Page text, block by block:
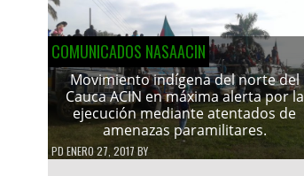
COMUNICADOS NASAACIN
Movimiento indígena del norte del
Cauca ACIN en máxima alerta por la
ejecución mediante atentados de
amenazas paramilitares.
PD ENERO 27, 2017 BY